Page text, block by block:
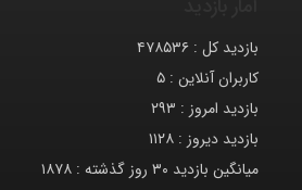
بازدید کل : ۴۷۸۵۳۶
کاربران آنلاین : ۵
بازدید امروز : ۲۹۳
بازدید دیروز : ۱۱۲۸
میانگین بازدید ۳۰ روز گذشته :
۱۸۷۸